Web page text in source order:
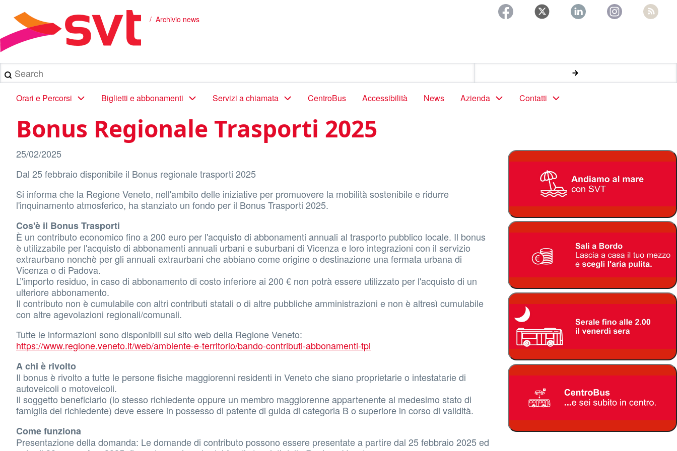
contenuto
principale
Briciole
di
pane
Archivio news
Search
Main
navigation
Orari e Percorsi Biglietti e abbonamenti Servizi a chiamata CentroBus Accessibilità News Azienda Contatti
Bonus Regionale Trasporti 2025
25/02/2025
Dal 25 febbraio disponibile il Bonus regionale trasporti 2025
Si informa che la Regione Veneto, nell'ambito delle iniziative per promuovere la mobilità sostenibile e ridurre
l'inquinamento atmosferico, ha stanziato un fondo per il Bonus Trasporti 2025.
Cos'è il Bonus Trasporti
È un contributo economico fino a 200 euro per l'acquisto di abbonamenti annuali al trasporto pubblico locale. Il bonus
è utilizzabile per l'acquisto di abbonamenti annuali urbani e suburbani di Vicenza e loro integrazioni con il servizio
extraurbano nonchè per gli annuali extraurbani che abbiano come origine o destinazione una fermata urbana di
Vicenza o di Padova.
L’'importo residuo, in caso di abbonamento di costo inferiore ai 200 € non potrà essere utilizzato per l'acquisto di un
ulteriore abbonamento.
Il contributo non è cumulabile con altri contributi statali o di altre pubbliche amministrazioni e non è altresì cumulabile
con altre agevolazioni regionali/comunali.
Tutte le informazioni sono disponibili sul sito web della Regione Veneto:
https://www.regione.veneto.it/web/ambiente-e-territorio/bando-contributi-abbonamenti-tpl
A chi è rivolto
Il bonus è rivolto a tutte le persone fisiche maggiorenni residenti in Veneto che siano proprietarie o intestatarie di
autoveicoli o motoveicoli.
Il soggetto beneficiario (lo stesso richiedente oppure un membro maggiorenne appartenente al medesimo stato di
famiglia del richiedente) deve essere in possesso di patente di guida di categoria B o superiore in corso di validità.
Come funziona
Presentazione della domanda: Le domande di contributo possono essere presentate a partire dal 25 febbraio 2025 ed